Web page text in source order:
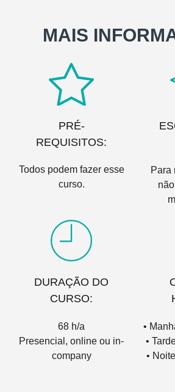
MAIS
PRÉ-
REQUISITOS:
Todos podem fazer esse
curso.
Para
DURAÇÃO DO
CURSO:
68 h/a
Presencial, online ou in-
company
•
•
•